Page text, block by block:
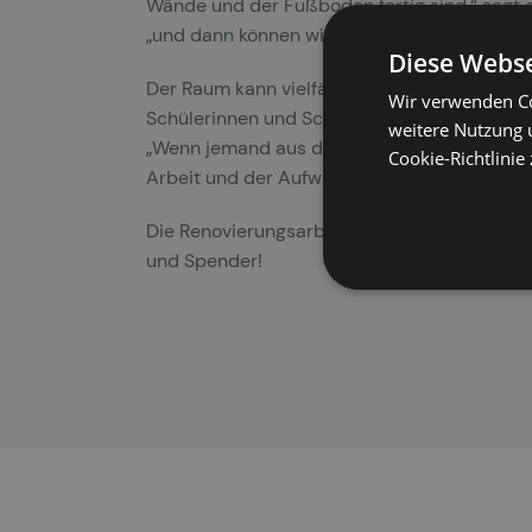
Wände und der Fußboden fertig sind,“ sagt
„und dann können wir dort hoffentlich gute
Der Raum kann vielfältig genutzt werden:
Schülerinnen und Schüler, Kollegen und
„Wenn jemand aus dem Team hier ist und
Arbeit und der Aufwand für den Raum sich
Die Renovierungsarbeiten werden zum
und Spender!
Diese
Wir verwenden
weitere Nutzung
Cookie-Richtlinie